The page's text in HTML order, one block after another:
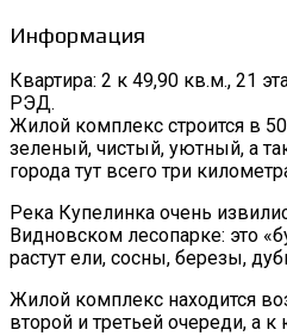
Информация
Квартира: 2 к 49,90 кв.м., 21
РЭД.
Жилой комплекс строится в
зеленый, чистый, уютный, а
города тут всего три
Река Купелинка очень
Видновском лесопарке: это
растут ели, сосны, березы,
Жилой комплекс находится
второй и третьей очереди, а